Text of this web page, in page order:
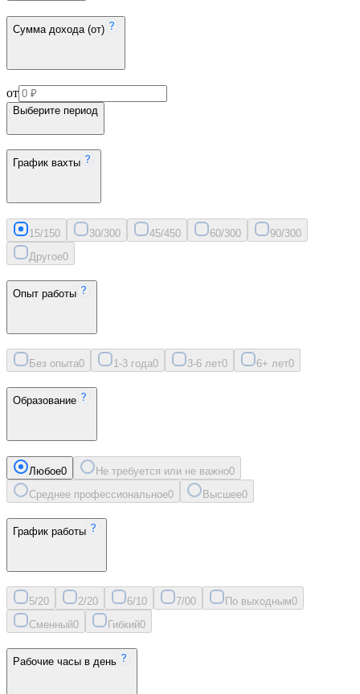
Сумма дохода (от)
от
Выберите период
График вахты
15/150 30/300 45/450 60/300 90/300
Другое0
Опыт работы
Без опыта0 1-3 года0 3-6 лет0 6+ лет0
Образование
Любое0 Не требуется или не важно0
Среднее профессиональное0 Высшее0
График работы
5/20 2/20 6/10 7/00 По выходным0
Сменный0 Гибкий0
Рабочие часы в день